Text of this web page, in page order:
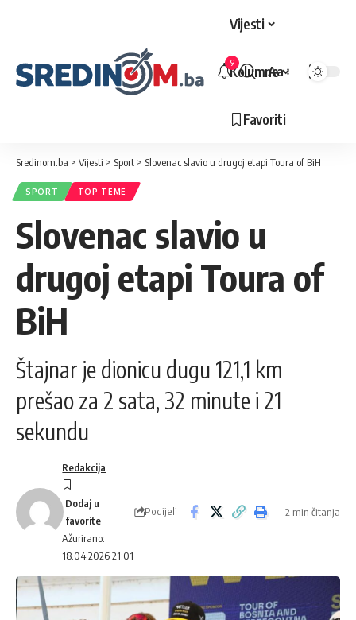
Vijesti
Kolumne
Favoriti
9
Veličina
Aa
Sredinom.ba > Vijesti > Sport > Slovenac slavio u drugoj etapi Toura of BiH
SPORT TOP TEME
Slovenac slavio u
drugoj etapi Toura of
BiH
Štajnar je dionicu dugu 121,1 km
prešao za 2 sata, 32 minute i 21
sekundu
Ažurirano:
18.04.2026 21:01
Redakcija
Podijeli 2 min čitanja